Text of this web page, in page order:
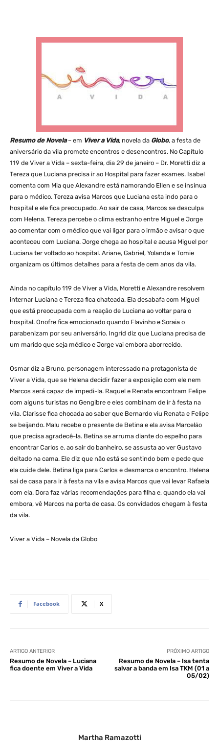
Resumo de Novela– em Viver a Vida, novela da Globo, a festa de
aniversário da vila promete encontros e desencontros. No Capítulo
119 de Viver a Vida – sexta-feira, dia 29 de janeiro – Dr. Moretti diz a
Tereza que Luciana precisa ir ao Hospital para fazer exames. Isabel
comenta com Mia que Alexandre está namorando Ellen e se insinua
para o médico. Tereza avisa Marcos que Luciana esta indo para o
hospital e ele fica preocupado. Ao sair de casa, Marcos se desculpa
com Helena. Tereza percebe o clima estranho entre Miguel e Jorge
ao comentar com o médico que vai ligar para o irmão e avisar o que
aconteceu com Luciana. Jorge chega ao hospital e acusa Miguel por
Luciana ter voltado ao hospital. Ariane, Gabriel, Yolanda e Tomie
organizam os últimos detalhes para a festa de cem anos da vila.
Ainda no capítulo 119 de Viver a Vida, Moretti e Alexandre resolvem
internar Luciana e Tereza fica chateada. Ela desabafa com Miguel
que está preocupada com a reação de Luciana ao voltar para o
hospital. Onofre fica emocionado quando Flavinho e Soraia o
parabenizam por seu aniversário. Ingrid diz que Luciana precisa de
um marido que seja médico e Jorge vai embora aborrecido.
Osmar diz a Bruno, personagem interessado na protagonista de
Viver a Vida, que se Helena decidir fazer a exposição com ele nem
Marcos será capaz de impedi-la. Raquel e Renata encontram Felipe
com alguns turistas no Gengibre e eles combinam de ir à festa na
vila. Clarisse fica chocada ao saber que Bernardo viu Renata e Felipe
se beijando. Malu recebe o presente de Betina e ela avisa Marcelão
que precisa agradecê-la. Betina se arruma diante do espelho para
encontrar Carlos e, ao sair do banheiro, se assusta ao ver Gustavo
deitado na cama. Ele diz que não está se sentindo bem e pede que
ela cuide dele. Betina liga para Carlos e desmarca o encontro. Helena
sai de casa para ir à festa na vila e avisa Marcos que vai levar Rafaela
com ela. Dora faz várias recomendações para filha e, quando ela vai
embora, vê Marcos na porta de casa. Os convidados chegam à festa
da vila.
Viver a Vida – Novela da Globo
Facebook X
ARTIGO ANTERIOR
Resumo de Novela – Luciana
fica doente em Viver a Vida
PRÓXIMO ARTIGO
Resumo de Novela – Isa tenta
salvar a banda em Isa TKM (01 a
05/02)
Martha Ramazotti